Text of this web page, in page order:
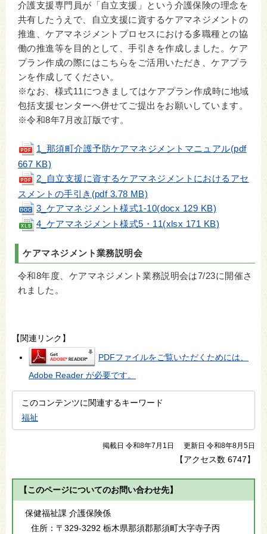
介護支援専門員が「自立支援」という介護保険の理念を
共有したうえで、自立支援に資するケアマネジメントの
推進、ケアマネジメントプロセスにおける多職種との協
働の推進等を目的として、手引きを作成しました。ケア
プラン作成の際にはこちらをご活用いただき、ケアプラ
ンを作成してください。
※なお、様式11につきましてはケアプラン作成時に地域
包括支援センターへ併せてご提出をお願いしています。
※令和8年7月改訂版です。
1_那須町介護予防ケアマネジメントマニュアル(pdf
667 KB)
2_自立支援に資するケアマネジメントにおけるアセ
スメントの手引き(pdf 3.78 MB)
3_ケアマネジメント様式1-10(docx 129 KB)
4_ケアマネジメント様式5・11(xlsx 171 KB)
ケアマネジメント業務説明会
令和8年度、ケアマネジメント業務説明会は7/23に開催さ
れました。
【関連リンク】
PDFファイルをご覧いただくためには、
Adobe Reader が必要です。
このコンテンツに関連するキーワード
福祉
掲載日 令和8年7月1日 更新日 令和8年8月5日
【アクセス数 6747】
【このページについてのお問い合わせ先】
保健福祉課 介護保険係
住所： 〒329-3292 栃木県那須郡那須町大字寺子丙